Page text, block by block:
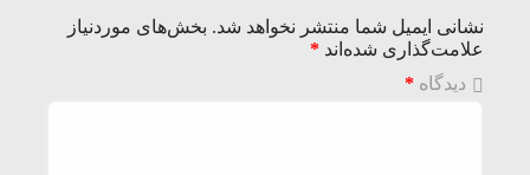
نشانی ایمیل شما منتشر نخواهد شد. بخش‌های موردنیاز
علامت‌گذاری شده‌اند *
دیدگاه *